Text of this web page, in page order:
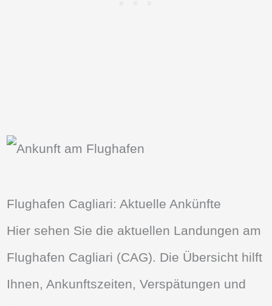
Flughafen Cagliari: Aktuelle Ankünfte
Hier sehen Sie die aktuellen Landungen am
Flughafen Cagliari (CAG). Die Übersicht hilft
Ihnen, Ankunftszeiten, Verspätungen und